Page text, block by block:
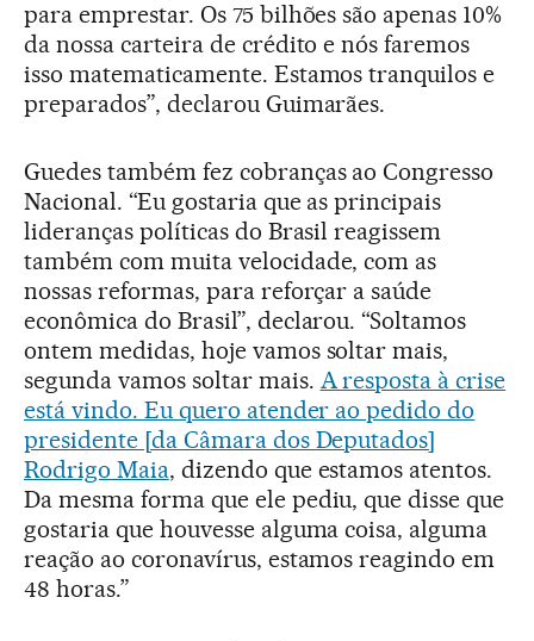
para emprestar. Os 75 bilhões são apenas 10%
da nossa carteira de crédito e nós faremos
isso matematicamente. Estamos tranquilos e
preparados”, declarou Guimarães.
Guedes também fez cobranças ao Congresso
Nacional. “Eu gostaria que as principais
lideranças políticas do Brasil reagissem
também com muita velocidade, com as
nossas reformas, para reforçar a saúde
econômica do Brasil”, declarou. “Soltamos
ontem medidas, hoje vamos soltar mais,
segunda vamos soltar mais. A resposta à crise
está vindo. Eu quero atender ao pedido do
presidente [da Câmara dos Deputados]
Rodrigo Maia, dizendo que estamos atentos.
Da mesma forma que ele pediu, que disse que
gostaria que houvesse alguma coisa, alguma
reação ao coronavírus, estamos reagindo em
48 horas.”